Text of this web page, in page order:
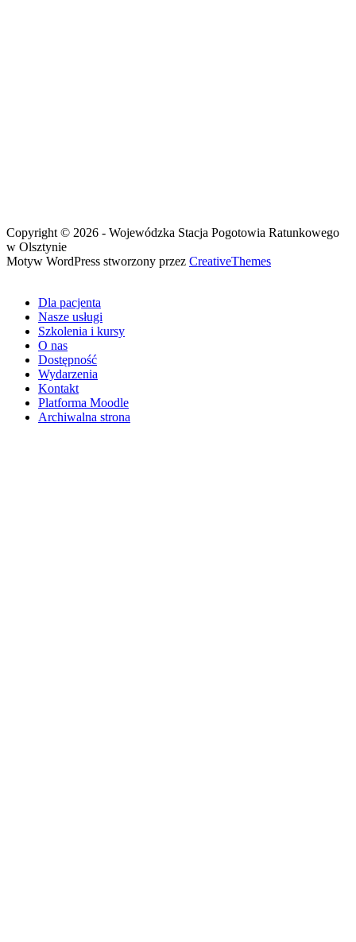
Copyright © 2026 - Wojewódzka Stacja Pogotowia Ratunkowego
w Olsztynie
Motyw WordPress stworzony przez CreativeThemes
Dla pacjenta
Nasze usługi
Szkolenia i kursy
O nas
Dostępność
Wydarzenia
Kontakt
Platforma Moodle
Archiwalna strona